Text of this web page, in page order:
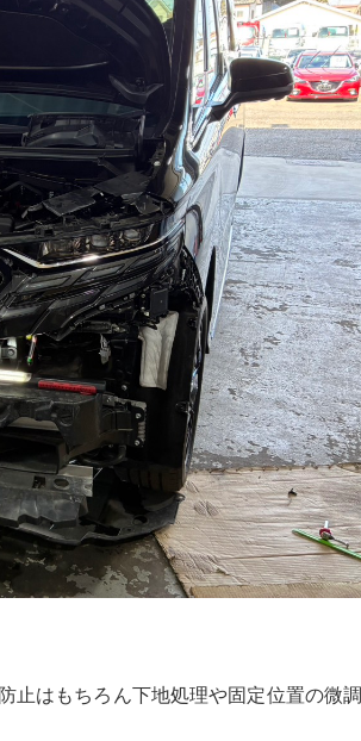
止はもちろん下地処理や固定位置の微調